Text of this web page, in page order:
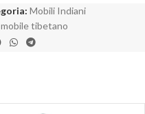
Mobili Indiani
mobile tibetano